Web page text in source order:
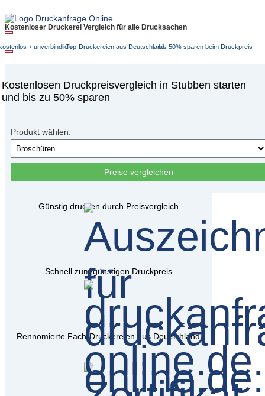
Kostenloser Druckerei Vergleich für alle Drucksachen
Toggle
navigation+ unverbindlichTop-Druckereien aus Deutschlandbis 50% sparen beim Druckpreis
Toggle
Kostenlosen Druckpreisvergleich in Stubben starten
und bis zu 50% sparen
Produkt wählen:
Preise vergleichen
Günstig drucken durch Preisvergleich
Schnell zum günstigen Druckpreis
Rennomierte Fach-Druckereien aus Deutschland